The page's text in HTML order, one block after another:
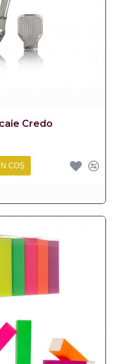
Credo
COȘ